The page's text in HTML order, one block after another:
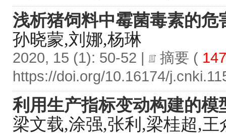
浅析猪饲料中霉菌毒素的危
孙晓蒙,刘娜,杨琳
2020, 15 (1): 50-52 | 摘要 (
https://doi.org/10.16174/
利用生产指标变动构建的
梁文载,涂强,张利,梁桂超,王